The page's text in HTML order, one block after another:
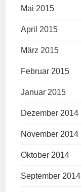
Mai 2015
April 2015
März 2015
Februar 2015
Januar 2015
Dezember 2014
November 2014
Oktober 2014
September 2014